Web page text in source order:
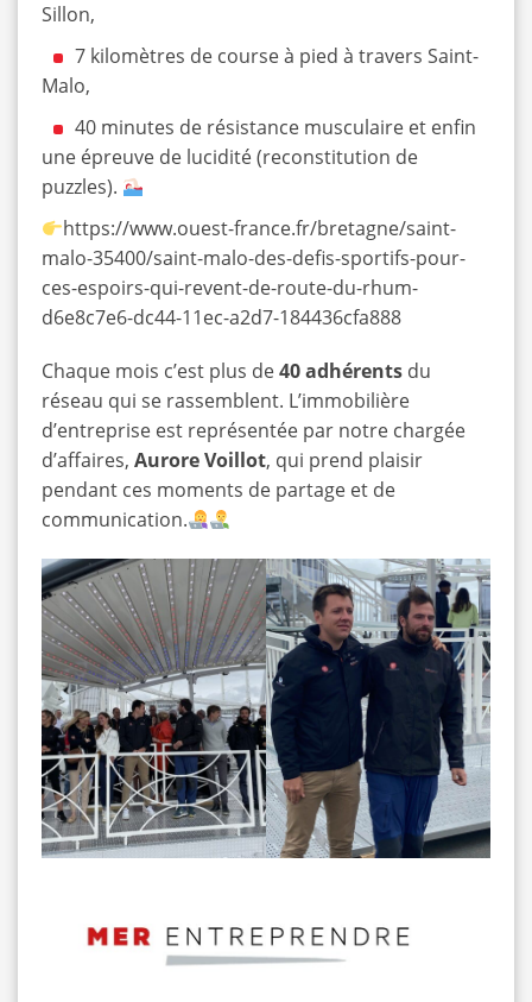
Sillon,
7 kilomètres de course à pied à travers Saint-
Malo,
40 minutes de résistance musculaire et enfin
une épreuve de lucidité (reconstitution de
puzzles).
https://www.ouest-france.fr/bretagne/saint-
malo-35400/saint-malo-des-defis-sportifs-pour-
ces-espoirs-qui-revent-de-route-du-rhum-
d6e8c7e6-dc44-11ec-a2d7-184436cfa888
Chaque mois c’est plus de40 adhérents du
réseau qui se rassemblent. L’immobilière
d’entreprise est représentée par notre chargée
d’affaires, Aurore Voillot, qui prend plaisir
pendant ces moments de partage et de
communication.